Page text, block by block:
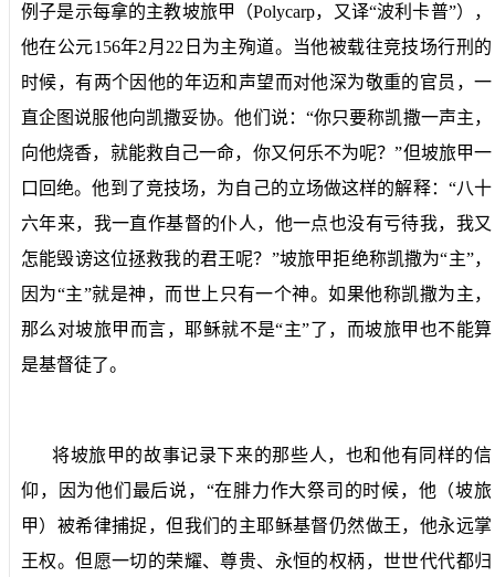
例子是示每拿的主教坡旅甲（Polycarp，又译“波利卡普”），
他在公元156年2 月 22 日为主殉道。当他被载往竞技场行刑的
时候，有两个因他的年迈和声望而对他深为敬重的官员，一
直企图说服他向凯撒妥协。他们说：“你只要称凯撒一声主，
向他烧香，就能救自己一命，你又何乐不为呢？”但坡旅甲一
口回绝。他到了竞技场，为自己的立场做这样的解释：“八十
六年来，我一直作基督的仆人，他一点也没有亏待我，我又
怎能毁谤这位拯救我的君王呢？”坡旅甲拒绝称凯撒为“主”，
因为“主”就是神，而世上只有一个神。如果他称凯撒为主，
那么对坡旅甲而言，耶稣就不是“主”了，而坡旅甲也不能算
是基督徒了。
将坡旅甲的故事记录下来的那些人，也和他有同样的信
仰，因为他们最后说，“在腓力作大祭司的时候，他（坡旅
甲）被希律捕捉，但我们的主耶稣基督仍然做王，他永远掌
王权。但愿一切的荣耀、尊贵、永恒的权柄，世世代代都归